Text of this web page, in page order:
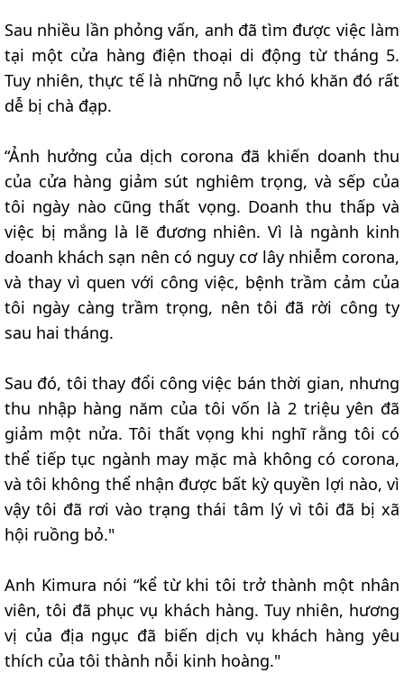
Sau nhiều lần phỏng vấn, anh đã tìm được việc làm
tại một cửa hàng điện thoại di động từ tháng 5.
Tuy nhiên, thực tế là những nỗ lực khó khăn đó rất
dễ bị chà đạp.
“Ảnh hưởng của dịch corona đã khiến doanh thu
của cửa hàng giảm sút nghiêm trọng, và sếp của
tôi ngày nào cũng thất vọng. Doanh thu thấp và
việc bị mắng là lẽ đương nhiên. Vì là ngành kinh
doanh khách sạn nên có nguy cơ lây nhiễm corona,
và thay vì quen với công việc, bệnh trầm cảm của
tôi ngày càng trầm trọng, nên tôi đã rời công ty
sau hai tháng.
Sau đó, tôi thay đổi công việc bán thời gian, nhưng
thu nhập hàng năm của tôi vốn là 2 triệu yên đã
giảm một nửa. Tôi thất vọng khi nghĩ rằng tôi có
thể tiếp tục ngành may mặc mà không có corona,
và tôi không thể nhận được bất kỳ quyền lợi nào, vì
vậy tôi đã rơi vào trạng thái tâm lý vì tôi đã bị xã
hội ruồng bỏ."
Anh Kimura nói “kể từ khi tôi trở thành một nhân
viên, tôi đã phục vụ khách hàng. Tuy nhiên, hương
vị của địa ngục đã biến dịch vụ khách hàng yêu
thích của tôi thành nỗi kinh hoàng."